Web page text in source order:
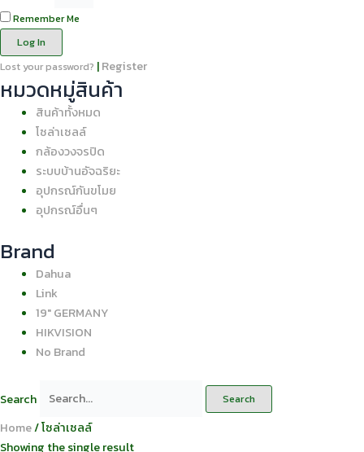
Remember Me
Log In
Lost your password? |Register
หมวดหมู่สินค้า
สินค้าทั้งหมด
โซล่าเซลล์
กล้องวงจรปิด
ระบบบ้านอัจฉริยะ
อุปกรณ์กันขโมย
อุปกรณ์อื่นๆ
Brand
Dahua
Link
19" GERMANY
HIKVISION
No Brand
Search Search
Home/ โซล่าเซลล์
Showing the single result